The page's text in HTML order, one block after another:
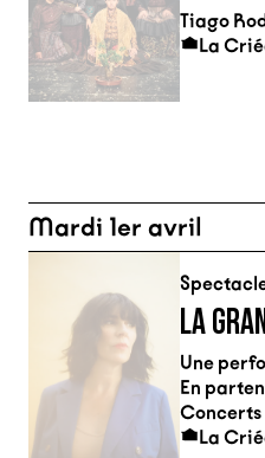
Tiago
La
Mardi 1er avril
LA
Une
En
Concerts
La